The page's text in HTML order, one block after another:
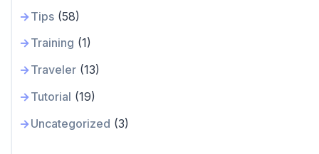
Tips(58)
Training (1)
Traveler(13)
Tutorial (19)
Uncategorized (3)